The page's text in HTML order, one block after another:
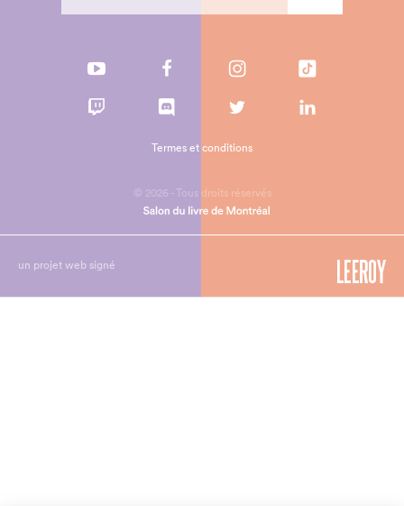
© 2026 - Tous droits réservés
Termes et conditions
un projet web signé